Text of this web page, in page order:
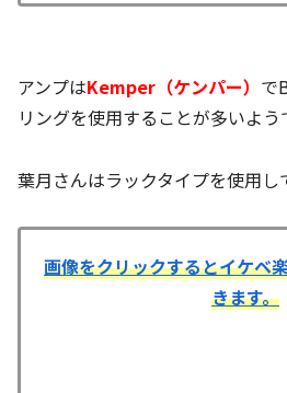
アンプはKemper（ケンパー） で
リングを使用することが多いよう
葉月さんはラックタイプを使用し
画像をクリックするとイケベ
きます。